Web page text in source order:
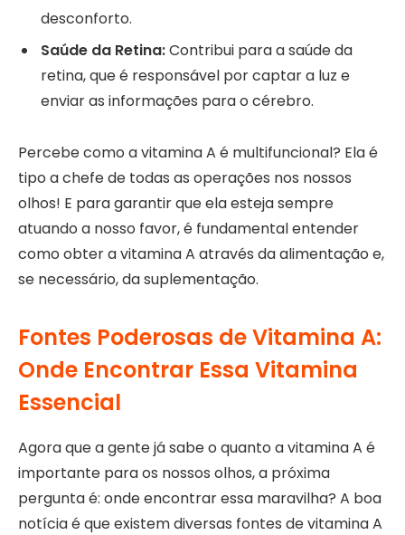
desconforto.
Saúde da Retina:Contribui para a saúde da
retina, que é responsável por captar a luz e
enviar as informações para o cérebro.
Percebe como a vitamina A é multifuncional? Ela é
tipo a chefe de todas as operações nos nossos
olhos! E para garantir que ela esteja sempre
atuando a nosso favor, é fundamental entender
como obter a vitamina A através da alimentação e,
se necessário, da suplementação.
Fontes Poderosas de Vitamina A:
Onde Encontrar Essa Vitamina
Essencial
Agora que a gente já sabe o quanto a vitamina A é
importante para os nossos olhos, a próxima
pergunta é: onde encontrar essa maravilha? A boa
notícia é que existem diversas fontes de vitamina A